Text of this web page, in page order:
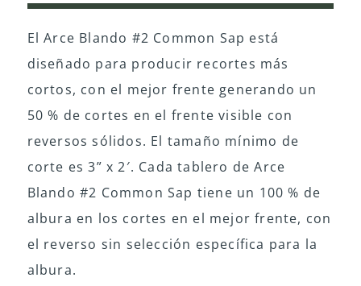
El Arce Blando #2 Common Sap está
diseñado para producir recortes más
cortos, con el mejor frente generando un
50 % de cortes en el frente visible con
reversos sólidos. El tamaño mínimo de
corte es 3” x 2′. Cada tablero de Arce
Blando #2 Common Sap tiene un 100 % de
albura en los cortes en el mejor frente, con
el reverso sin selección específica para la
albura.